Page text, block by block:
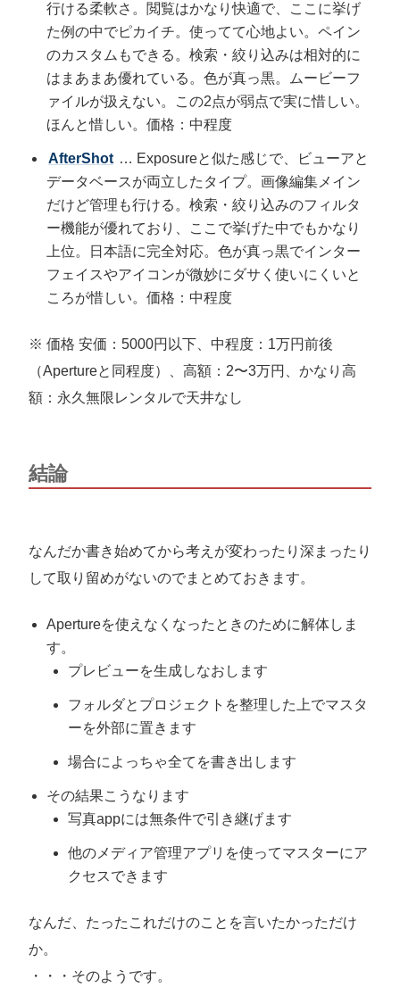
行ける柔軟さ。閲覧はかなり快適で、ここに挙げ
た例の中でピカイチ。使ってて心地よい。ペイン
のカスタムもできる。検索・絞り込みは相対的に
はまあまあ優れている。色が真っ黒。ムービーフ
ァイルが扱えない。この2点が弱点で実に惜しい。
ほんと惜しい。価格：中程度
AfterShot … Exposureと似た感じで、ビューアと
データベースが両立したタイプ。画像編集メイン
だけど管理も行ける。検索・絞り込みのフィルタ
ー機能が優れており、ここで挙げた中でもかなり
上位。日本語に完全対応。色が真っ黒でインター
フェイスやアイコンが微妙にダサく使いにくいと
ころが惜しい。価格：中程度
※ 価格 安価：5000円以下、中程度：1万円前後
（Apertureと同程度）、高額：2〜3万円、かなり高
額：永久無限レンタルで天井なし
結論
なんだか書き始めてから考えが変わったり深まったり
して取り留めがないのでまとめておきます。
Apertureを使えなくなったときのために解体しま
す。
プレビューを生成しなおします
フォルダとプロジェクトを整理した上でマスタ
ーを外部に置きます
場合によっちゃ全てを書き出します
その結果こうなります
写真appには無条件で引き継げます
他のメディア管理アプリを使ってマスターにア
クセスできます
なんだ、たったこれだけのことを言いたかっただけ
か。
・・・そのようです。